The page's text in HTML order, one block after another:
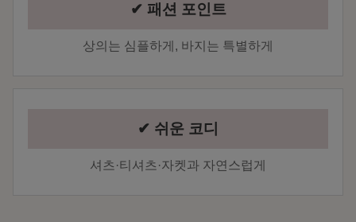
✔ 패션 포인트
상의는 심플하게, 바지는 특별하게
✔ 쉬운 코디
셔츠·티셔츠·자켓과 자연스럽게